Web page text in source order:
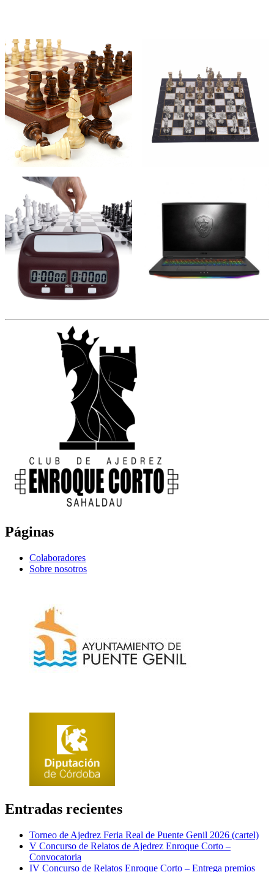
Páginas
Colaboradores
Sobre nosotros
Entradas recientes
Torneo de Ajedrez Feria Real de Puente Genil 2026 (cartel)
V Concurso de Relatos de Ajedrez Enroque Corto –
Convocatoria
IV Concurso de Relatos Enroque Corto – Entrega premios